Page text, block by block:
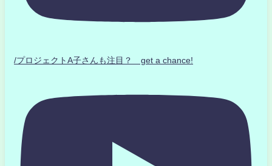
/プロジェクトA子さんも注目？ get a chance!